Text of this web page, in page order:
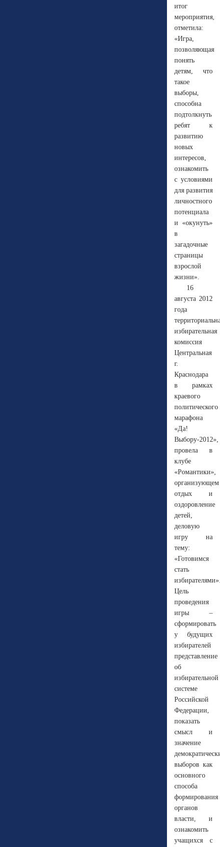
итог
мероприятия,
отметила:
«Игра,
позволяющая
понять
детям, что
такое
выборы,
способна
подтолкнуть
ребят к
развитию
новых
интересов,
ознакомить
с условиями
для развития
личностного
потенциала
и «окунуть»
в
загадочные
страницы
взрослой
жизни».
16
августа 2012
года
избирательная
комиссия
Центральная
г.
Краснодара
в рамках
краевого
политического
марафона
«Да!
Выбору-2012»,
провела в
клубе
«Романтики»,
организующем
отдых и
оздоровление
детей,
деловую
игру на
тему:
«Готовимся
стать
Цель
проведения
игры –
сформировать
у будущих
избирателей
представление
об
избирательной
системе
Российской
Федерации,
показать
смысл и
значение
выборов как
основного
способа
формирования
органов
власти, и
ознакомить
учащихся с